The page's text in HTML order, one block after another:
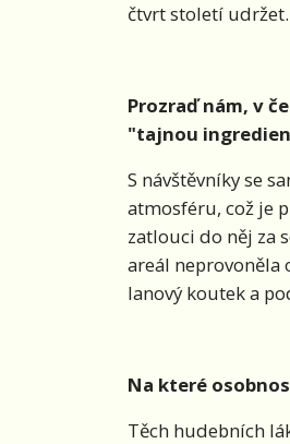
čtvrt století udržet.
Prozraď nám, v
"tajnou
S návštěvníky se
atmosféru, což je
zatlouci do něj za
areál neprovoněla
lanový koutek a
Na které
Těch hudebních